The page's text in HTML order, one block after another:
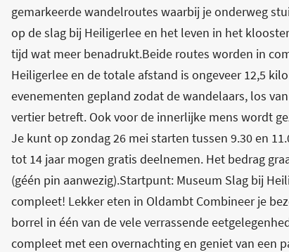
gemarkeerde wandelroutes waarbij je onderweg
op de slag bij Heiligerlee en het leven in het
tijd wat meer benadrukt.Beide routes worden in
Heiligerlee en de totale afstand is ongeveer 12,5
evenementen gepland zodat de wandelaars, los
vertier betreft. Ook voor de innerlijke mens wordt
Je kunt op zondag 26 mei starten tussen 9.30 en
tot 14 jaar mogen gratis deelnemen. Het bedrag
(géén pin aanwezig).Startpunt: Museum Slag bij
compleet! Lekker eten in Oldambt Combineer je
borrel in één van de vele verrassende
compleet met een overnachting en geniet van een